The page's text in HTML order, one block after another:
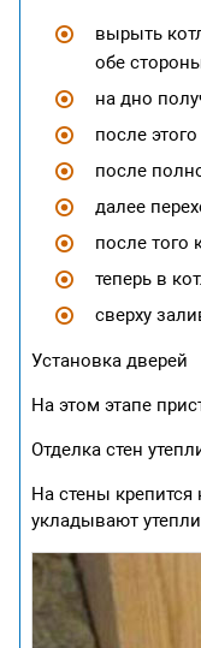
вырыть
обе
на дно
после
после
далее
после того
теперь в
сверху
Установка дверей
На этом этапе
Отделка стен
На стены
укладывают